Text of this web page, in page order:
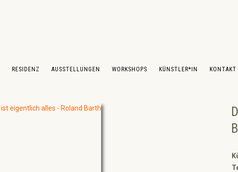
RESIDENZ AUSSTELLUNGEN WORKSHOPS KÜNSTLER*IN KONTAKT